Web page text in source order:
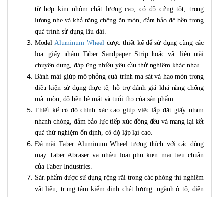
từ hợp kim nhôm chất lượng cao, có độ cứng tốt, trọng
lượng nhẹ và khả năng chống ăn mòn, đảm bảo độ bền trong
quá trình sử dụng lâu dài.
Model Aluminum Wheelđược thiết kế để sử dụng cùng các
loại giấy nhám Taber Sandpaper Strip hoặc vật liệu mài
chuyên dụng, đáp ứng nhiều yêu cầu thử nghiệm khác nhau.
Bánh mài giúp mô phỏng quá trình ma sát và hao mòn trong
điều kiện sử dụng thực tế, hỗ trợ đánh giá khả năng chống
mài mòn, độ bền bề mặt và tuổi thọ của sản phẩm.
Thiết kế có độ chính xác cao giúp việc lắp đặt giấy nhám
nhanh chóng, đảm bảo lực tiếp xúc đồng đều và mang lại kết
quả thử nghiệm ổn định, có độ lặp lại cao.
Đá mài Taber Aluminum Wheel tương thích với các dòng
máy Taber Abraser và nhiều loại phụ kiện mài tiêu chuẩn
của Taber Industries.
Sản phẩm được sử dụng rộng rãi trong các phòng thí nghiệm
vật liệu, trung tâm kiểm định chất lượng, ngành ô tô, điện